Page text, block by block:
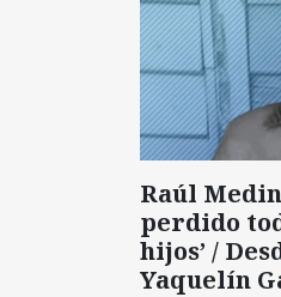
Raúl
perdido
hijos’ /
Yaquelín